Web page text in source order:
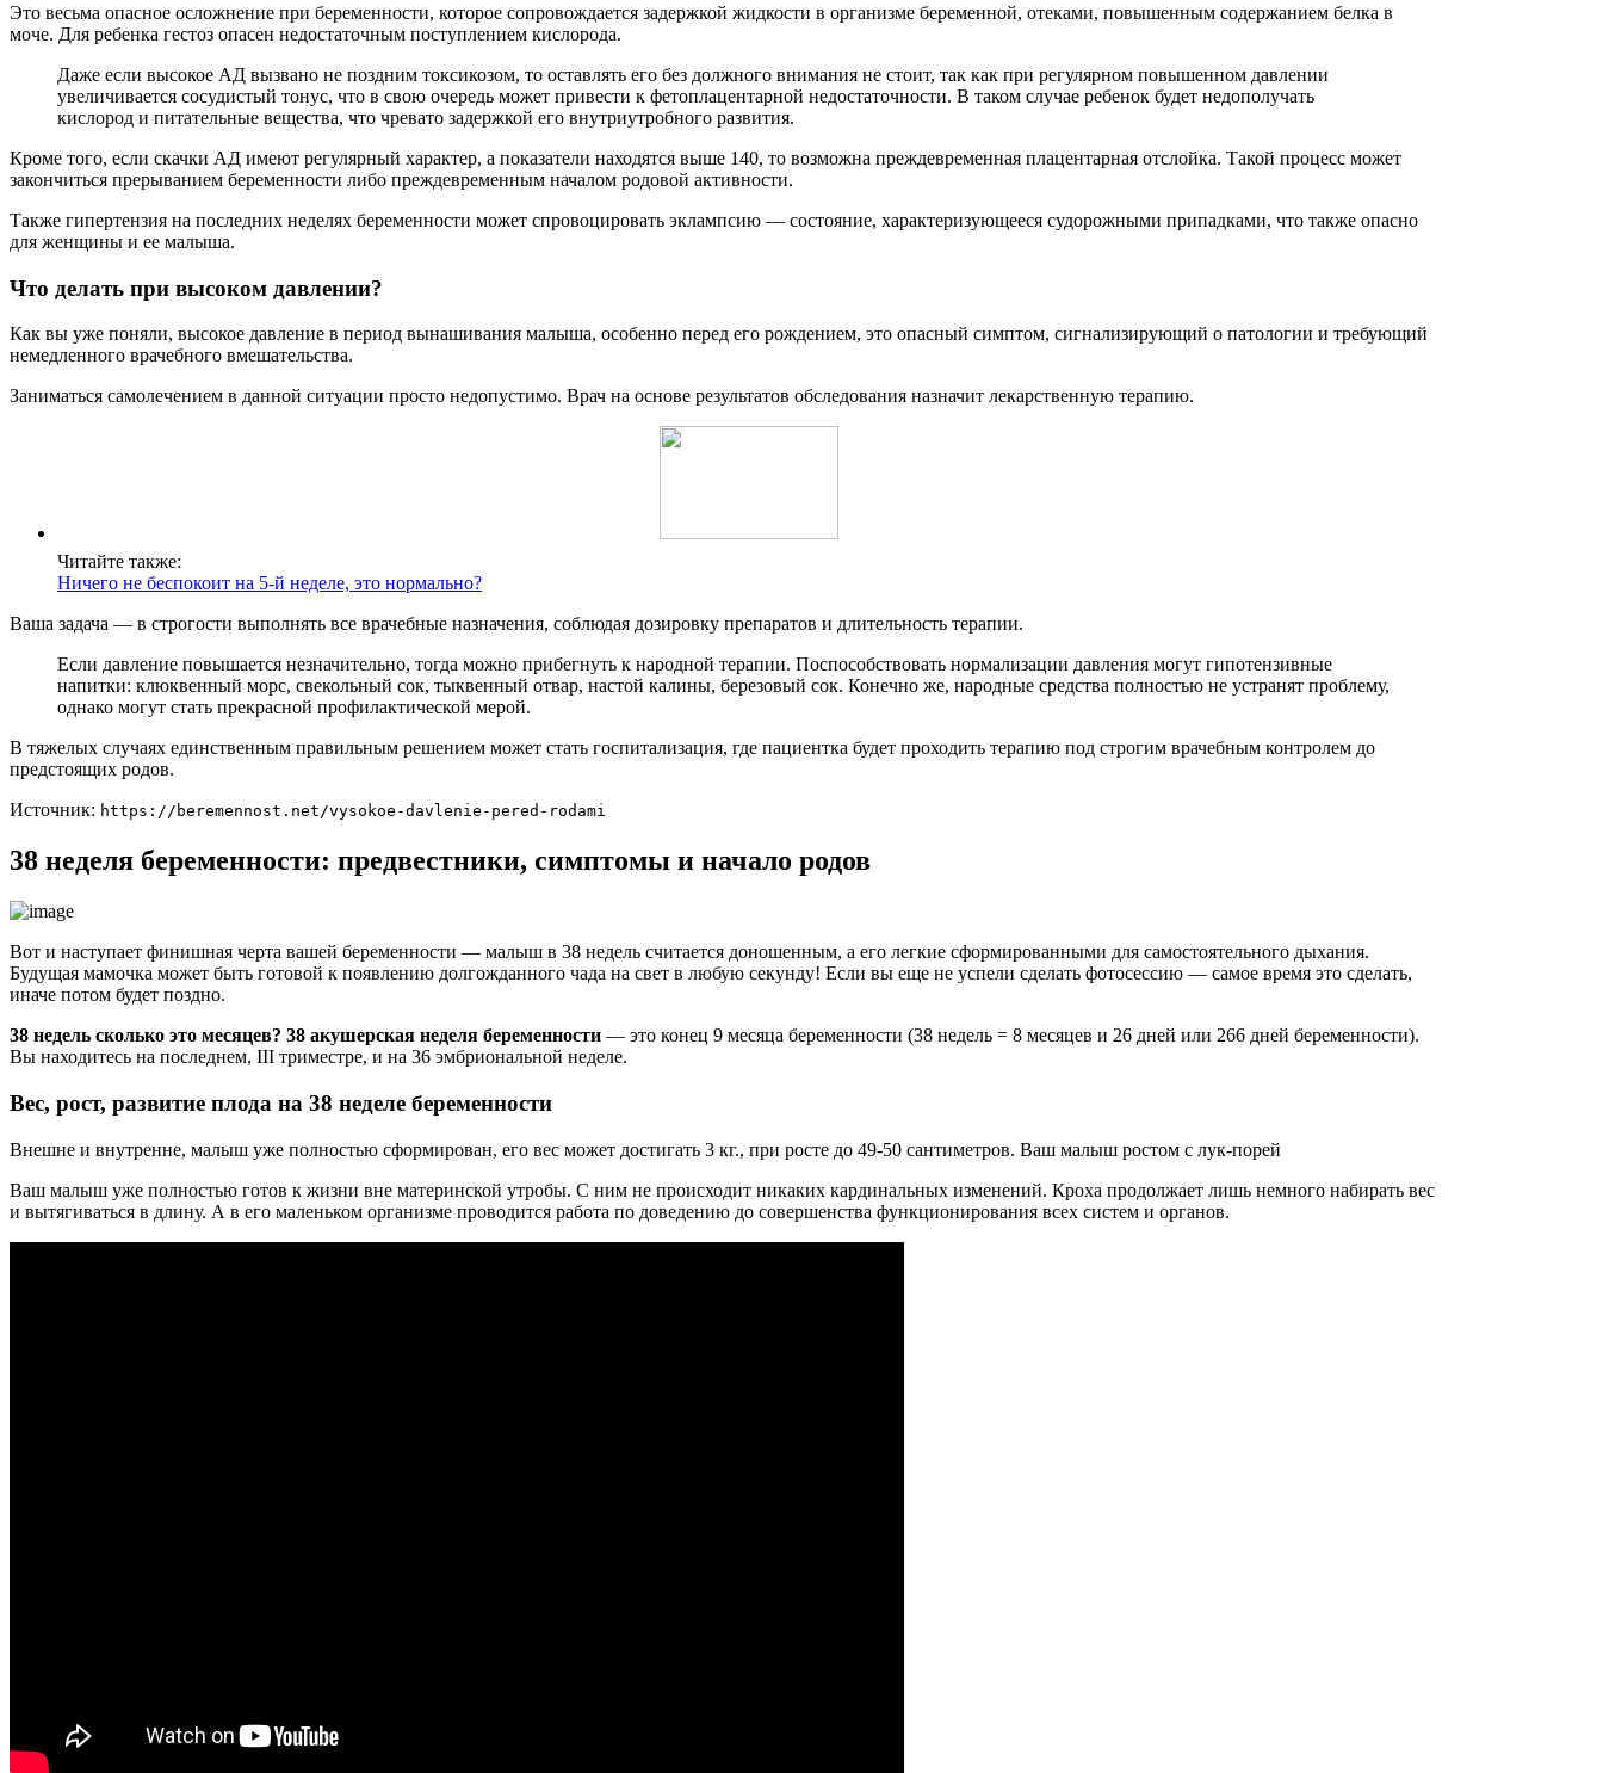
Это весьма опасное осложнение при беременности, которое сопровождается задержкой жидкости в организме беременной, отеками, повышенным содержанием белка в
моче. Для ребенка гестоз опасен недостаточным поступлением кислорода.
Даже если высокое АД вызвано не поздним токсикозом, то оставлять его без должного внимания не стоит, так как при регулярном повышенном давлении
увеличивается сосудистый тонус, что в свою очередь может привести к фетоплацентарной недостаточности. В таком случае ребенок будет недополучать
кислород и питательные вещества, что чревато задержкой его внутриутробного развития.
Кроме того, если скачки АД имеют регулярный характер, а показатели находятся выше 140, то возможна преждевременная плацентарная отслойка. Такой процесс может
закончиться прерыванием беременности либо преждевременным началом родовой активности.
Также гипертензия на последних неделях беременности может спровоцировать эклампсию — состояние, характеризующееся судорожными припадками, что также опасно
для женщины и ее малыша.
Что делать при высоком давлении?
Как вы уже поняли, высокое давление в период вынашивания малыша, особенно перед его рождением, это опасный симптом, сигнализирующий о патологии и требующий
немедленного врачебного вмешательства.
Заниматься самолечением в данной ситуации просто недопустимо. Врач на основе результатов обследования назначит лекарственную терапию.
Читайте также:
Ничего не беспокоит на 5-й неделе, это нормально?
Ваша задача — в строгости выполнять все врачебные назначения, соблюдая дозировку препаратов и длительность терапии.
Если давление повышается незначительно, тогда можно прибегнуть к народной терапии. Поспособствовать нормализации давления могут гипотензивные
напитки: клюквенный морс, свекольный сок, тыквенный отвар, настой калины, березовый сок. Конечно же, народные средства полностью не устранят проблему,
однако могут стать прекрасной профилактической мерой.
В тяжелых случаях единственным правильным решением может стать госпитализация, где пациентка будет проходить терапию под строгим врачебным контролем до
предстоящих родов.
Источник: https://beremennost.net/vysokoe-davlenie-pered-rodami
38 неделя беременности: предвестники, симптомы и начало родов
Вот и наступает финишная черта вашей беременности — малыш в 38 недель считается доношенным, а его легкие сформированными для самостоятельного дыхания.
Будущая мамочка может быть готовой к появлению долгожданного чада на свет в любую секунду! Если вы еще не успели сделать фотосессию — самое время это сделать,
иначе потом будет поздно.
38 недель сколько это месяцев? 38 акушерская неделя беременности — это конец 9 месяца беременности (38 недель = 8 месяцев и 26 дней или 266 дней беременности).
Вы находитесь на последнем, III триместре, и на 36 эмбриональной неделе.
Вес, рост, развитие плода на 38 неделе беременности
Внешне и внутренне, малыш уже полностью сформирован, его вес может достигать 3 кг., при росте до 49-50 сантиметров. Ваш малыш ростом с лук-порей
Ваш малыш уже полностью готов к жизни вне материнской утробы. С ним не происходит никаких кардинальных изменений. Кроха продолжает лишь немного набирать вес
и вытягиваться в длину. А в его маленьком организме проводится работа по доведению до совершенства функционирования всех систем и органов.